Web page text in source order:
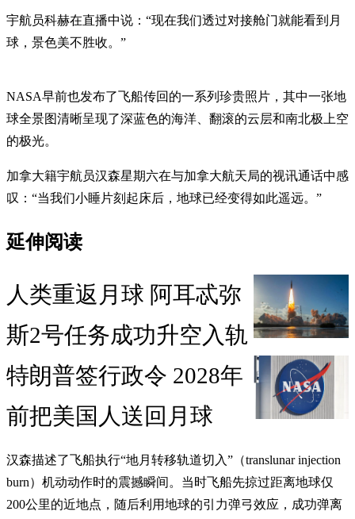
宇航员科赫在直播中说：“现在我们透过对接舱门就能看到月
球，景色美不胜收。”
NASA早前也发布了飞船传回的一系列珍贵照片，其中一张地
球全景图清晰呈现了深蓝色的海洋、翻滚的云层和南北极上空
的极光。
加拿大籍宇航员汉森星期六在与加拿大航天局的视讯通话中感
叹：“当我们小睡片刻起床后，地球已经变得如此遥远。”
延伸阅读
人类重返月球 阿耳忒弥
斯2号任务成功升空入轨
特朗普签行政令 2028年
前把美国人送回月球
汉森描述了飞船执行“地月转移轨道切入”（translunar injection
burn）机动动作时的震撼瞬间。当时飞船先掠过距离地球仅
200公里的近地点，随后利用地球的引力弹弓效应，成功弹离